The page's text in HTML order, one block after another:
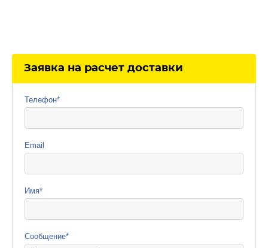
Заявка на расчет доставки
Телефон*
Email
Имя*
Сообщение*